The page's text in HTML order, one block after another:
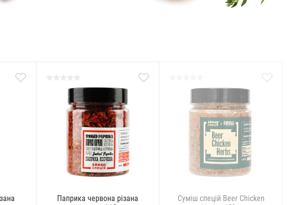
Паприка червона різана
Суміш спецій Beer Chicken